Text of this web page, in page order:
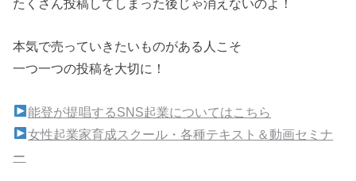
たくさん投稿してしまった後じゃ消えないのよ！
本気で売っていきたいものがある人こそ
一つ一つの投稿を大切に！
能登が提唱するSNS起業についてはこちら
女性起業家育成スクール・各種テキスト＆動画セミナ
ー